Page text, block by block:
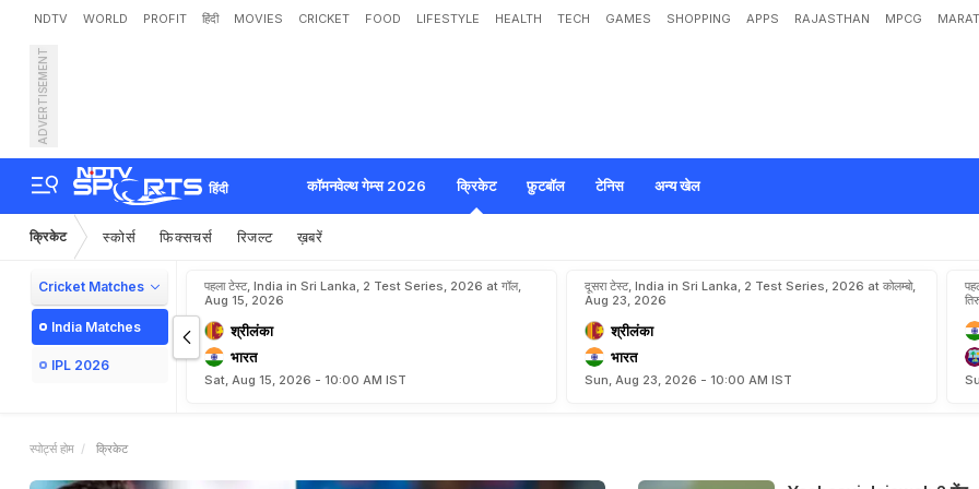
NDTV WORLD PROFIT हिंदी MOVIES CRICKET FOOD LIFESTYLE HEALTH TECH GAMES SHOPPING APPS RAJASTHAN MPCG
ADVERTISEMENT
हिंदी कॉमनवेल्थ गेम्स 2026 क्रिकेट फ़ुटबॉल टेनिस अन्य खेल
क्रिकेट स्कोर्स फिक्सचर्स रिजल्ट ख़बरें
Cricket Matches
India Matches
IPL 2026
पहला टेस्ट, India in Sri Lanka, 2 Test Series, 2026 at गॉल,
Aug 15, 2026
श्रीलंका
भारत
Sat, Aug 15, 2026 - 10:00 AM IST
दूसरा टेस्ट, India in Sri Lanka, 2 Test Series, 2026 at कोलम्बो,
Aug 23, 2026
श्रीलंका
भारत
Sun, Aug 23, 2026 - 10:00 AM IST
स्पोर्ट्स होम क्रिकेट